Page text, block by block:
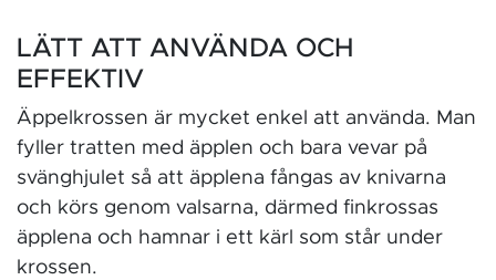
LÄTT ATT ANVÄNDA OCH
EFFEKTIV
Äppelkrossen är mycket enkel att använda. Man
fyller tratten med äpplen och bara vevar på
svänghjulet så att äpplena fångas av knivarna
och körs genom valsarna, därmed finkrossas
äpplena och hamnar i ett kärl som står under
krossen.